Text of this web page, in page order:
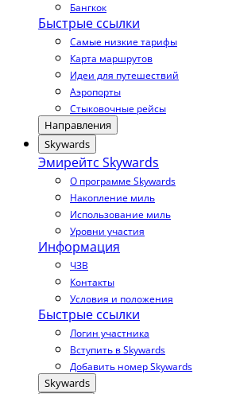
Бангкок
Быстрые ссылки
Самые низкие тарифы
Карта маршрутов
Идеи для путешествий
Аэропорты
Стыковочные рейсы
Направления
Skywards
Эмирейтс Skywards
О программе Skywards
Накопление миль
Использование миль
Уровни участия
Информация
ЧЗВ
Контакты
Условия и положения
Быстрые ссылки
Логин участника
Вступить в Skywards
Добавить номер Skywards
Skywards